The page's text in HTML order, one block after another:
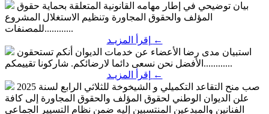
بيان توضيحي في إطار مهامه القانونية المتعلقة بحماية حقوق
المؤلف والحقوق المجاورة وتنظيم الاستغلال المشروع
للمصنفات............
←
استبيان مدى رضا الأعضاء عن خدمات الديوان أنكم تستحقون
الأفضل نحن نسعى دائما لارضائكم. شاركونا تقييمكم............
←
صب منح التقاعد التكميلي و الشيخوخة للثلاثي الرابع لسنة 2025
علن الديوان الوطني لحقوق المؤلف والحقوق المجاورة إلى كافة
الفنانين والمبدعين المنتسبين إليه ضمن نظام التسيير الجماعي